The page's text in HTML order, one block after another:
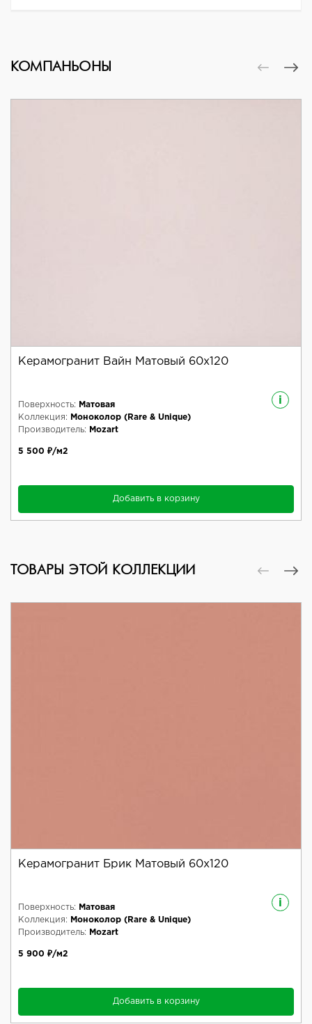
КОМПАНЬОНЫ
Керамогранит Вайн Матовый 60x120
i
Поверхность:
Матовая
Коллекция:
Моноколор (Rare & Unique)
Производитель:
Mozart
5 500 ₽/м2
Добавить в корзину
ТОВАРЫ ЭТОЙ КОЛЛЕКЦИИ
Керамогранит Брик Матовый 60x120
i
Поверхность:
Матовая
Коллекция:
Моноколор (Rare & Unique)
Производитель:
Mozart
5 900 ₽/м2
Добавить в корзину